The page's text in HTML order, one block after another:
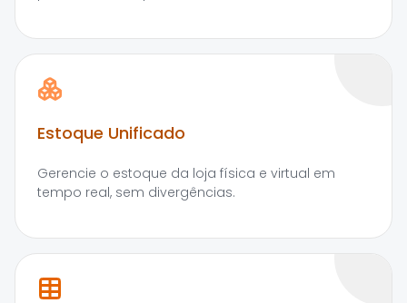
Estoque Unificado
Gerencie o estoque da loja física e virtual em
tempo real, sem divergências.